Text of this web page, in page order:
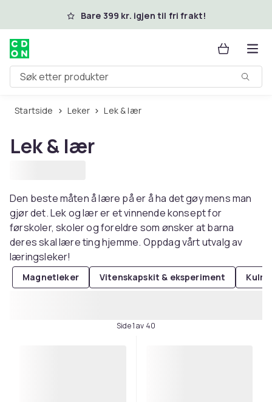
Hopp til hovedinnholdBare 399 kr. igjen til fri frakt!
Søk etter produkter
Startside Leker Lek & lær
Lek & lær
Den beste måten å lære på er å ha det gøy mens man
gjør det. Lek og lær er et vinnende konsept for
førskoler, skoler og foreldre som ønsker at barna
deres skal lære ting hjemme. Oppdag vårt utvalg av
læringsleker!
Magnetleker Vitenskapskit & eksperiment
Side 1 av 40